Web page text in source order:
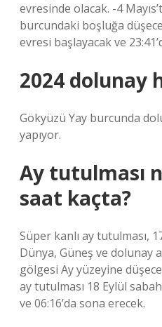
evresinde olacak. -4
burcundaki boşluğa
evresi başlayacak ve
2024 dolunay
Gökyüzü Yay burcunda
yapıyor.
Ay tutulması
saat kaçta?
Süper kanlı ay tutulması,
Dünya, Güneş ve dolunay
gölgesi Ay yüzeyine
ay tutulması 18 Eylül
ve 06:16’da sona erecek.